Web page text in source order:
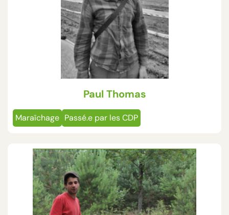
Paul Thomas
Maraîchage Passé.e par les CDP